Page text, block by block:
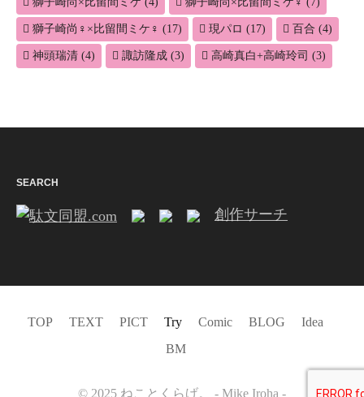
獅子崎尚♀×比留間ミケ♀ (17) 現パロ (17) 百合 (4)
神頭瑞清 (4) 諏訪隆成 (3) 高崎真白+高崎玲司 (3)
SEARCH
創作サーチ
TOP TEXT PICT Try Comic BLOG
Idea
BM
©️ 2025 ねことくらげ。 - Mike Iroha -